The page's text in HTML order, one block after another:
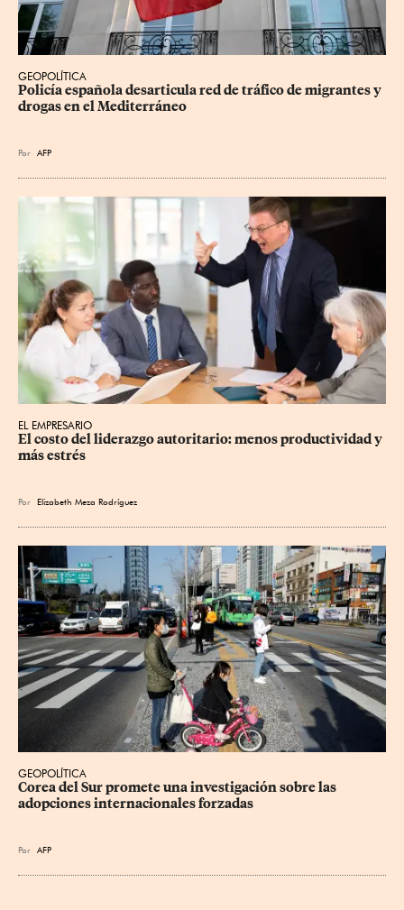
GEOPOLÍTICA
Policía española desarticula red de tráfico de migrantes y
drogas en el Mediterráneo
Por AFP
EL EMPRESARIO
El costo del liderazgo autoritario: menos productividad y
más estrés
Por Elizabeth Meza Rodríguez
GEOPOLÍTICA
Corea del Sur promete una investigación sobre las
adopciones internacionales forzadas
Por AFP